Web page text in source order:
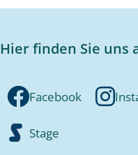
Hier finden Sie uns
Facebook
Stage